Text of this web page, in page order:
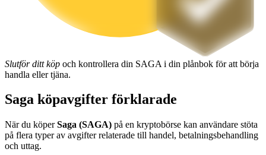
Flexibel insats för att tjäna populära tokens
Slutför ditt köp och kontrollera din SAGA i din plånbok för att börja
handla eller tjäna.
Saga köpavgifter förklarade
När du köperSaga (SAGA) på en kryptobörse kan användare stöta
på flera typer av avgifter relaterade till handel, betalningsbehandling
och uttag.